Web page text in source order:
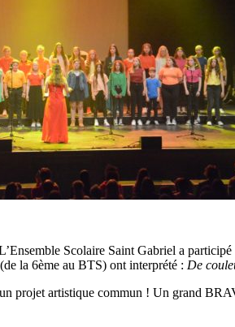
Scolaire Saint Gabriel a
la 6ème au BTS) ont interprété : De
projet artistique commun ! Un grand